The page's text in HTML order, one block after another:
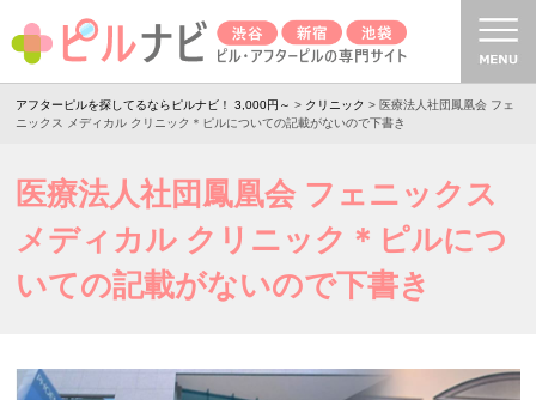
アフターピルを探してるならピルナビ！ 3,000円～ > クリニック > 医療法人社団鳳凰会 フェ
ニックス メディカル クリニック＊ピルについての記載がないので下書き
医療法人社団鳳凰会 フェニックス
メディカル クリニック＊ピルにつ
いての記載がないので下書き